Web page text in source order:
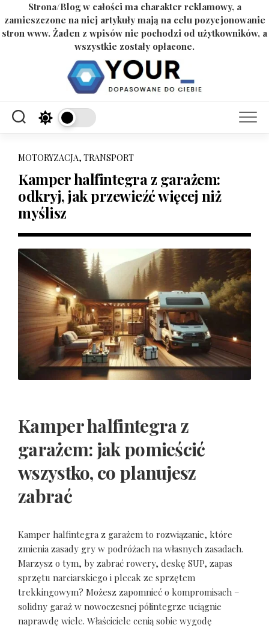
Strona/Blog w całości ma charakter reklamowy, a
zamieszczone na niej artykuły mają na celu pozycjonowanie
stron www. Żaden z wpisów nie pochodzi od użytkowników, a
wszystkie zostały opłacone.
MOTORYZACJA, TRANSPORT
Kamper halfintegra z garażem:
odkryj, jak przewieźć więcej niż
myślisz
Kamper halfintegra z
garażem: jak pomieścić
wszystko, co planujesz
zabrać
Kamper halfintegra z garażem to rozwiązanie, które
zmienia zasady gry w podróżach na własnych zasadach.
Marzysz o tym, by zabrać rowery, deskę SUP, zapas
sprzętu narciarskiego i plecak ze sprzętem
trekkingowym? Możesz zapomnieć o kompromisach –
solidny garaż w nowoczesnej półintegrze uciągnie
naprawdę wiele. Właściciele cenią sobie wygodę